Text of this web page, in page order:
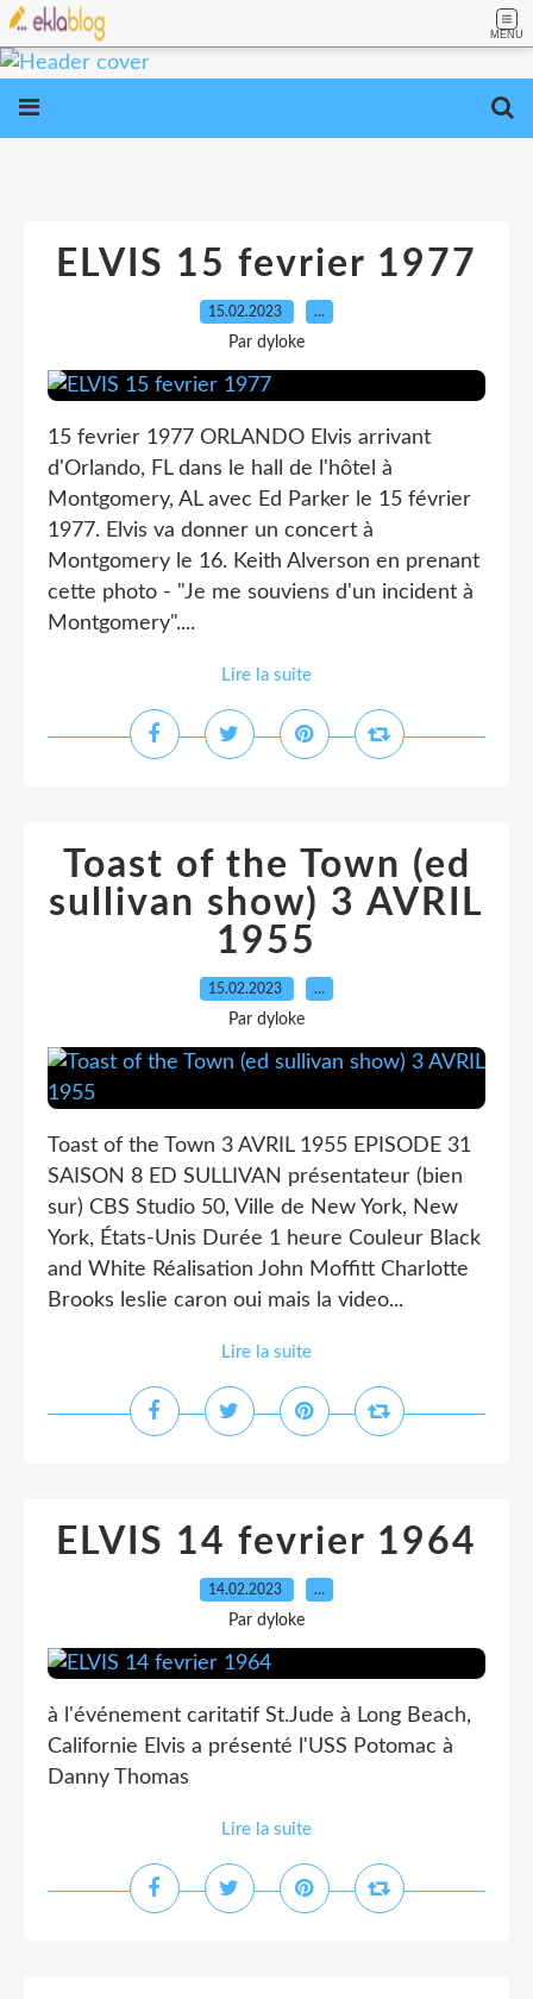
MENU
ELVIS 15 fevrier 1977
15.02.2023 …
Par dyloke
15 fevrier 1977 ORLANDO Elvis arrivant
d'Orlando, FL dans le hall de l'hôtel à
Montgomery, AL avec Ed Parker le 15 février
1977. Elvis va donner un concert à
Montgomery le 16. Keith Alverson en prenant
cette photo - "Je me souviens d'un incident à
Montgomery"....
Lire la suite
Toast of the Town (ed
sullivan show) 3 AVRIL
1955
15.02.2023 …
Par dyloke
Toast of the Town 3 AVRIL 1955 EPISODE 31
SAISON 8 ED SULLIVAN présentateur (bien
sur) CBS Studio 50, Ville de New York, New
York, États-Unis Durée 1 heure Couleur Black
and White Réalisation John Moffitt Charlotte
Brooks leslie caron oui mais la video...
Lire la suite
ELVIS 14 fevrier 1964
14.02.2023 …
Par dyloke
à l'événement caritatif St.Jude à Long Beach,
Californie Elvis a présenté l'USS Potomac à
Danny Thomas
Lire la suite